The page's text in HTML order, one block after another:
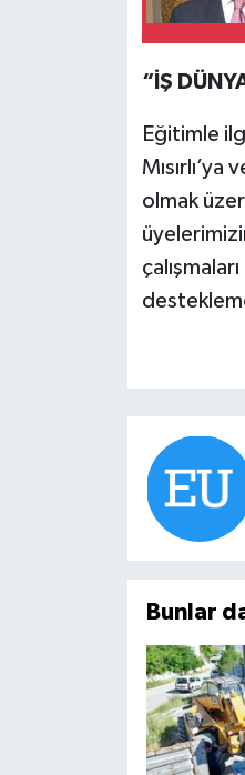
“İŞ
Eğitimle
olmak
Bunlar